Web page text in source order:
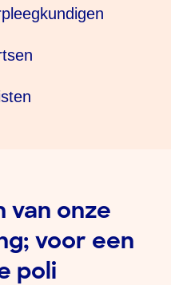
van onze
voor een
poli